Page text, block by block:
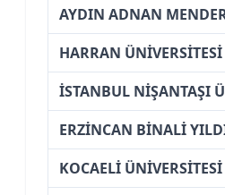
AYDIN ADNAN
HARRAN
İSTANBUL NİŞANTAŞI
ERZİNCAN BİNALİ
KOCAELİ